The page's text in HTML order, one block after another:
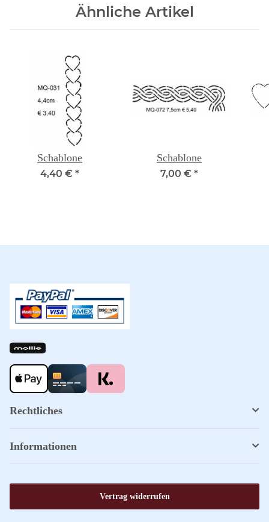
Ähnliche Artikel
Schablone
4,40 € *
Schablone
7,00 € *
Rechtliches
Informationen
Vertrag widerrufen